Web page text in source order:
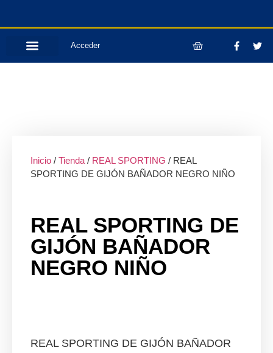
Acceder
Inicio / Tienda / REAL SPORTING / REAL
SPORTING DE GIJÓN BAÑADOR NEGRO NIÑO
REAL SPORTING DE
GIJÓN BAÑADOR
NEGRO NIÑO
REAL SPORTING DE GIJÓN BAÑADOR